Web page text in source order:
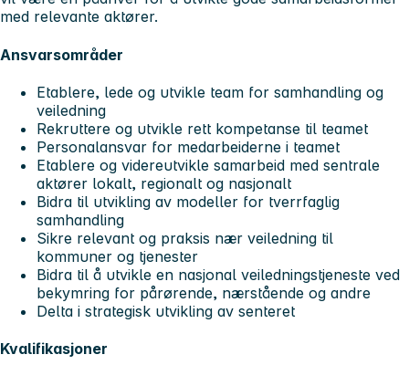
med relevante aktører.
Ansvarsområder
Etablere, lede og utvikle team for samhandling og
veiledning
Rekruttere og utvikle rett kompetanse til teamet
Personalansvar for medarbeiderne i teamet
Etablere og videreutvikle samarbeid med sentrale
aktører lokalt, regionalt og nasjonalt
Bidra til utvikling av modeller for tverrfaglig
samhandling
Sikre relevant og praksis nær veiledning til
kommuner og tjenester
Bidra til å utvikle en nasjonal veiledningstjeneste ved
bekymring for pårørende, nærstående og andre
Delta i strategisk utvikling av senteret
Kvalifikasjoner